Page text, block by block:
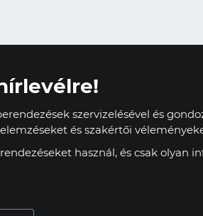
szervizelésével és
és szakértői
használ, és csak olyan